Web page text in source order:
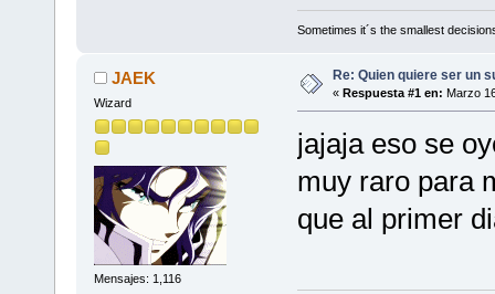
Sometimes it´s the smallest
JAEK
Wizard
Mensajes: 1,116
Re: Quien quiere ser un
« Respuesta #1 en: Marzo
jajaja eso se
muy raro para
que al primer